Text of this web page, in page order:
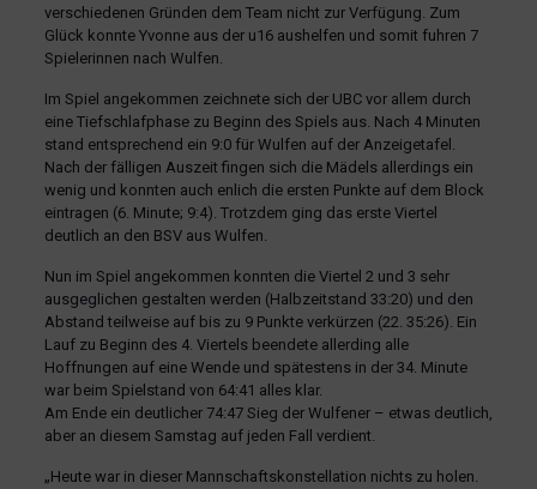
verschiedenen Gründen dem Team nicht zur Verfügung. Zum
Glück konnte Yvonne aus der u16 aushelfen und somit fuhren 7
Spielerinnen nach Wulfen.
Im Spiel angekommen zeichnete sich der UBC vor allem durch
eine Tiefschlafphase zu Beginn des Spiels aus. Nach 4 Minuten
stand entsprechend ein 9:0 für Wulfen auf der Anzeigetafel.
Nach der fälligen Auszeit fingen sich die Mädels allerdings ein
wenig und konnten auch enlich die ersten Punkte auf dem Block
eintragen (6. Minute; 9:4). Trotzdem ging das erste Viertel
deutlich an den BSV aus Wulfen.
Nun im Spiel angekommen konnten die Viertel 2 und 3 sehr
ausgeglichen gestalten werden (Halbzeitstand 33:20) und den
Abstand teilweise auf bis zu 9 Punkte verkürzen (22. 35:26). Ein
Lauf zu Beginn des 4. Viertels beendete allerding alle
Hoffnungen auf eine Wende und spätestens in der 34. Minute
war beim Spielstand von 64:41 alles klar.
Am Ende ein deutlicher 74:47 Sieg der Wulfener – etwas deutlich,
aber an diesem Samstag auf jeden Fall verdient.
„Heute war in dieser Mannschaftskonstellation nichts zu holen.